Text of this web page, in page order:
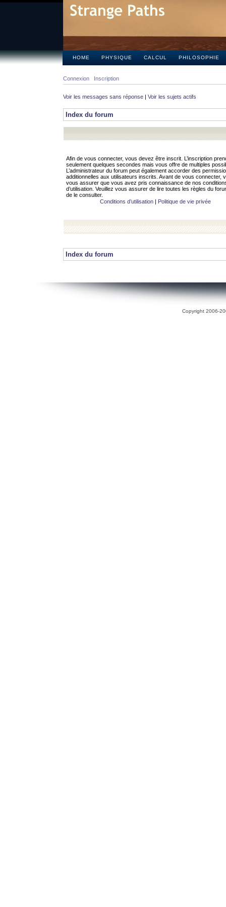
HOME PHYSIQUE CALCUL PHILOSOPHIE
Connexion Inscription
Voir les messages sans réponse | Voir les sujets actifs
Index du forum
Afin de vous connecter, vous devez être inscrit. L’inscription
seulement quelques secondes mais vous offre de multiples
L’administrateur du forum peut également accorder des
additionnelles aux utilisateurs inscrits. Avant de vous connecter,
vous assurer que vous avez pris connaissance de nos
d’utilisation. Veuillez vous assurer de lire toutes les règles du
de le consulter.
Conditions d’utilisation| Politique de vie privée
Index du forum
Copyright 2006-